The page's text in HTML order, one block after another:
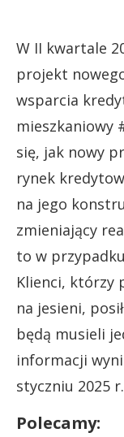
W II kwartale
projekt
wsparcia
mieszkaniowy
się, jak nowy
rynek
na jego
zmieniający
to w
Klienci, którzy
na jesieni,
będą musieli
informacji
styczniu 2025 r.
Polecamy: